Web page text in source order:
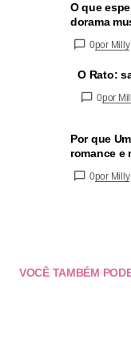
O que
dorama
0por Milly
O Rato:
0por
Por que
romance e
0por Milly
VOCÊ TAMBÉM